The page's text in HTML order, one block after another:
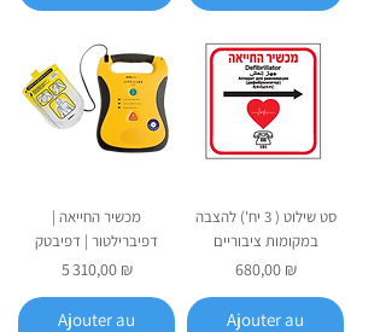
מכשיר החייאה |
דפיברילטור | דפיבטק
Prix
5 310,00 ₪
Ajouter au
סט שילוט ( 3 יח') להצבה
במקומות ציבוריים
Prix
680,00 ₪
Ajouter au